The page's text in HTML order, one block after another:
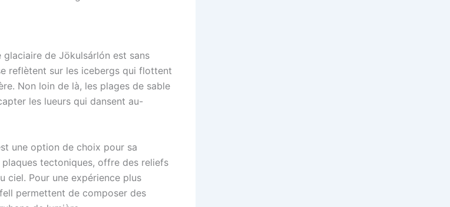
glaciaire de Jökulsárlón est sans
reflètent sur les icebergs qui flottent
Non loin de là, les plages de sable
les lueurs qui dansent au-
une option de choix pour sa
tectoniques, offre des reliefs
ciel. Pour une expérience plus
permettent de composer des